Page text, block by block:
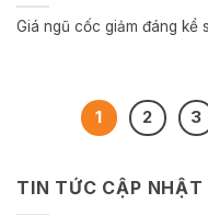
Giá ngũ cốc giảm đáng kể
1 2 3
TIN TỨC CẬP NHẬT